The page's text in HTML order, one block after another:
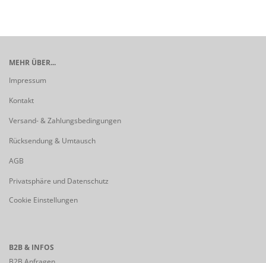
MEHR ÜBER...
Impressum
Kontakt
Versand- & Zahlungsbedingungen
Rücksendung & Umtausch
AGB
Privatsphäre und Datenschutz
Cookie Einstellungen
B2B & INFOS